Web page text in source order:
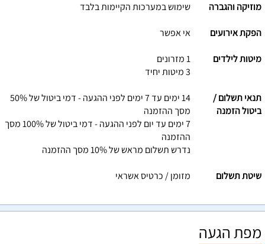
מוזיקה והגברה שימוש במערכות הקיימות בלבד
הפקת אירועים אי אפשר
מיטות לילדים
1 מזרונים
3 מיטות יחיד
תנאי תשלום /
ביטול הזמנה
14 ימים עד 7 ימים לפני ההגעה - דמי ביטול של 50%
מסך ההזמנה
7 ימים עד יום לפני ההגעה - דמי ביטול של 100% מסך
ההזמנה
נדרש תשלום מראש של 10% מסך ההזמנה
שיטת תשלום מזומן / כרטיס אשראי
מפת הגעה